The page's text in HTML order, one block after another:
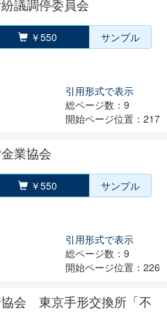
議調停委員会
￥550 サンプル
引用形式で表示
総ページ数：9
開始ページ位置：217
業協会
￥550 サンプル
引用形式で表示
総ページ数：9
開始ページ位置：226
会 東京手形交換所「不